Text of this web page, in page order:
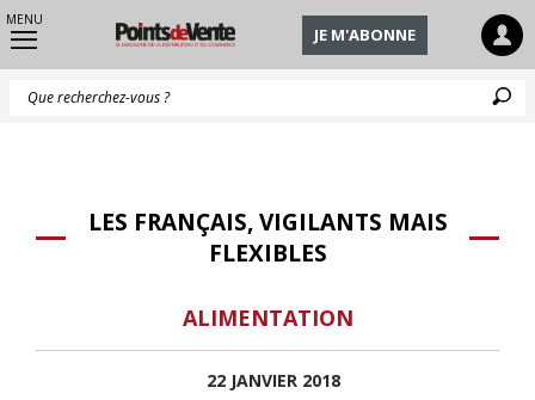
MENU
JE M'ABONNE
LES FRANÇAIS, VIGILANTS MAIS
FLEXIBLES
ALIMENTATION
22 JANVIER 2018